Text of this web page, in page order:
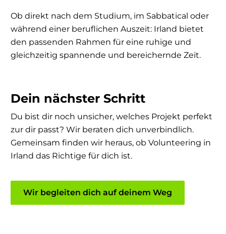
Ob direkt nach dem Studium, im Sabbatical oder
während einer beruflichen Auszeit: Irland bietet
den passenden Rahmen für eine ruhige und
gleichzeitig spannende und bereichernde Zeit.
Dein nächster Schritt
Du bist dir noch unsicher, welches Projekt perfekt
zur dir passt? Wir beraten dich unverbindlich.
Gemeinsam finden wir heraus, ob Volunteering in
Irland das Richtige für dich ist.
Wir begleiten dich auf deinem Weg